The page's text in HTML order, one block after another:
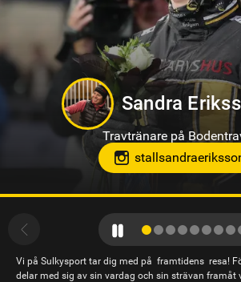
Oskar Kylin
Travtränare på
Vi på Sulkysport tar dig med på framtidens resa!
delar med sig av sin vardag och sin strävan framåt